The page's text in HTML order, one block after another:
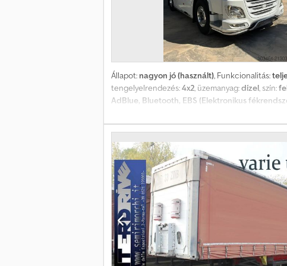
Állapot: nagyon jó (használt), Funkcionalitás:
tengelyelrendezés:4x2, üzemanyag:dízel, szín:
AdBlue, Bluetooth, EBS (Elektronikus
állítható tükör, elektronikus stabilitásprogram
kipörgésgátló, koromszűrő, ködlámpák,
jármű, parkolóklíma, retarder, start-stop
Egytulajdonosú jármű, amelyet mindig kizárólag
fülke, teljes aerodinamikai csomag, automata
acél elemek, Euro 6d szabvány Spoiler,
elvégezve, futásteljesítmény igazolt és
európai garanciára az erőátvitelre és/vagy
szükséges ellenőrizni. Jelen adatlap nem
kérhetők, akár WhatsApp-on keresztül is.
valósak, és a jármű pillanatnyi állapotát
előfordulhatnak. A pontos tájékoztatás